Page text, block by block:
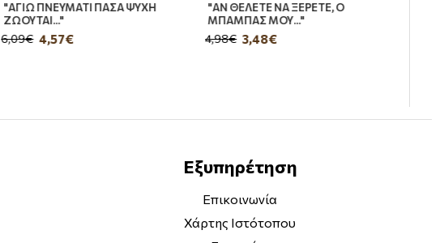
"ΑΓΙΩ ΠΝΕΥΜΑΤΙ ΠΑΣΑ ΨΥΧΗ
ΖΩΟΥΤΑΙ..."
4,57€
6,09€
"ΑΝ ΘΕΛΕΤΕ ΝΑ ΞΕΡΕΤΕ, Ο
ΜΠΑΜΠΑΣ ΜΟΥ..."
3,48€
4,98€
Εξυπηρέτηση
Επικοινωνία
Χάρτης Ιστότοπου